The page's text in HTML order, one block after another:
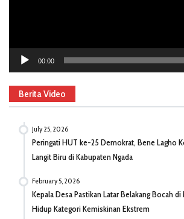
00:00
Berita Video
July 25, 2026
Peringati HUT ke-25 Demokrat, Bene Lagho
Langit Biru di Kabupaten Ngada
February 5, 2026
Kepala Desa Pastikan Latar Belakang Bocah di
Hidup Kategori Kemiskinan Ekstrem